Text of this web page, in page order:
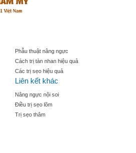
Phẫu thuật nâng ngực
Cách trị tàn nhan hiệu quả
Các trị sẹo hiệu quả
Liên kết khác
Nâng ngực nội soi
Điều trị sẹo lõm
Trị sẹo thâm